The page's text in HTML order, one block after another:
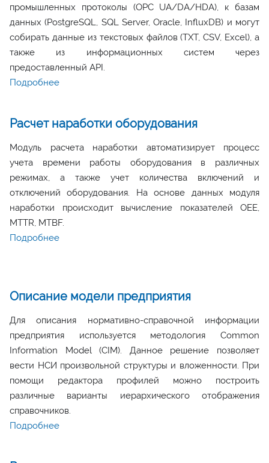
промышленных протоколы (OPC UA/DA/HDA), к базам
данных (PostgreSQL, SQL Server, Oracle, InfluxDB) и могут
собирать данные из текстовых файлов (TXT, CSV, Excel), а
также из информационных систем через
предоставленный API.
Подробнее
Расчет наработки оборудования
Модуль расчета наработки автоматизирует процесс
учета времени работы оборудования в различных
режимах, а также учет количества включений и
отключений оборудования. На основе данных модуля
наработки происходит вычисление показателей OEE,
MTTR, MTBF.
Подробнее
Описание модели предприятия
Для описания нормативно-справочной информации
предприятия используется методология Common
Information Model (CIM). Данное решение позволяет
вести НСИ произвольной структуры и вложенности. При
помощи редактора профилей можно построить
различные варианты иерархического отображения
справочников.
Подробнее